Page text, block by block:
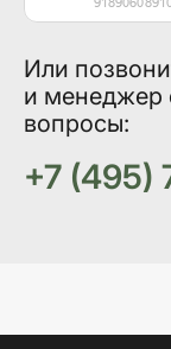
Или
и менеджер
вопросы:
+7 (495)